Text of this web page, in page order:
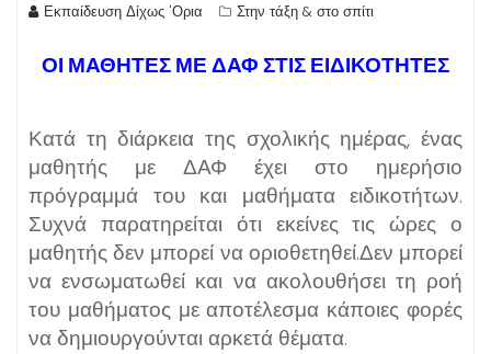
Εκπαίδευση Δίχως 'Ορια Στην τάξη & στο σπίτι
ΟΙ ΜΑΘΗΤΕΣ ΜΕ ΔΑΦ ΣΤΙΣ ΕΙΔΙΚΟΤΗΤΕΣ
Κατά τη διάρκεια της σχολικής ημέρας, ένας
μαθητής με ΔΑΦ έχει στο ημερήσιο
πρόγραμμά του και μαθήματα ειδικοτήτων.
Συχνά παρατηρείται ότι εκείνες τις ώρες ο
μαθητής δεν μπορεί να οριοθετηθεί.Δεν μπορεί
να ενσωματωθεί και να ακολουθήσει τη ροή
του μαθήματος με αποτέλεσμα κάποιες φορές
να δημιουργούνται αρκετά θέματα.